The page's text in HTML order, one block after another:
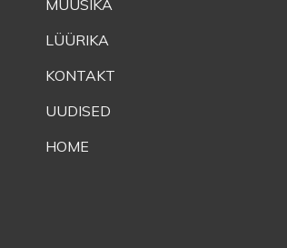
MUUSIKA
LÜÜRIKA
KONTAKT
UUDISED
HOME